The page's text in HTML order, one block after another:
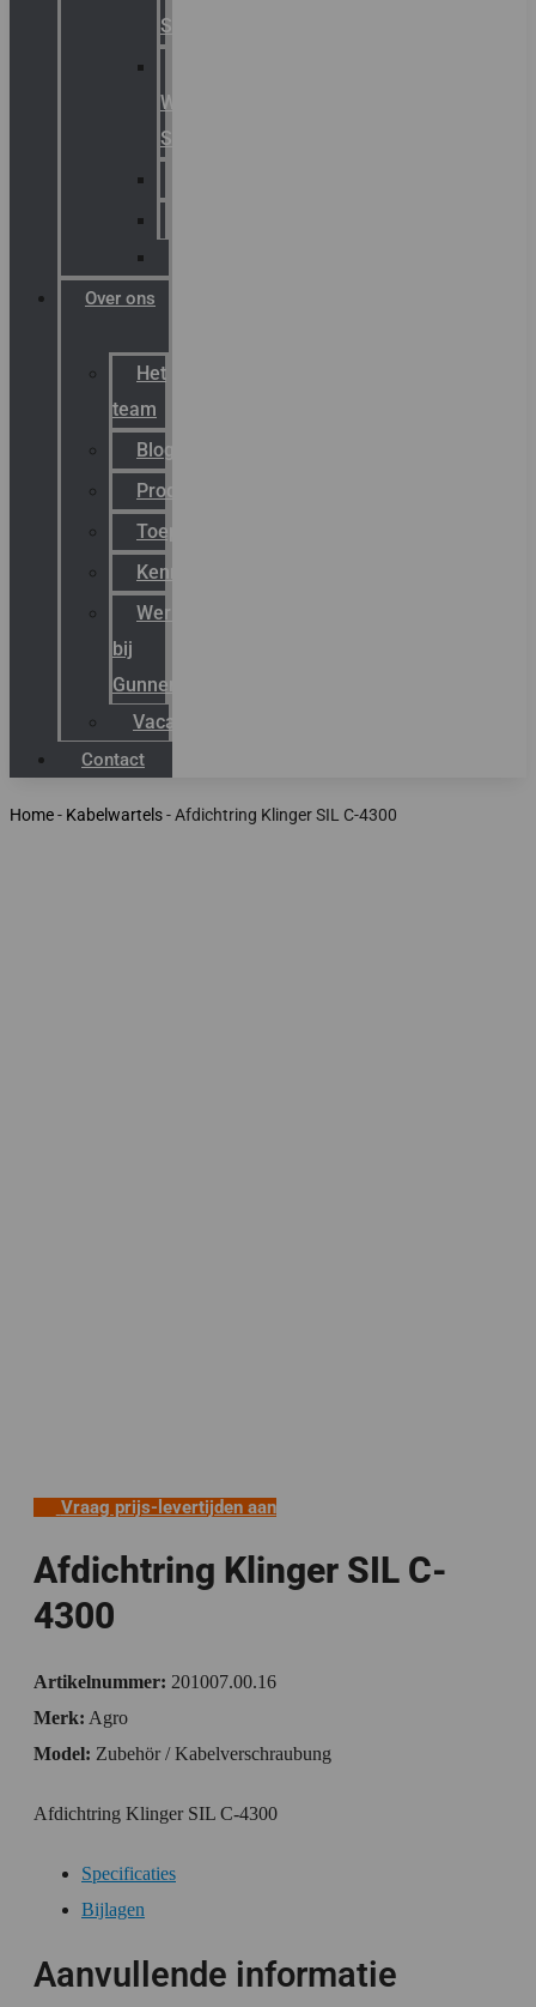
Signaling
Warning
Signals
Over ons
Het
team
Blog
Productnieuws
Toepassingen
Kenniscentrum
Werken
bij
Gunneman
Vacatures
Contact
Home- Kabelwartels-Afdichtring Klinger SIL C-4300
Vraag prijs-levertijden aan
Afdichtring Klinger SIL C-
4300
Artikelnummer: 201007.00.16
Merk: Agro
Model: Zubehör / Kabelverschraubung
Afdichtring Klinger SIL C-4300
Specificaties
Bijlagen
Aanvullende informatie